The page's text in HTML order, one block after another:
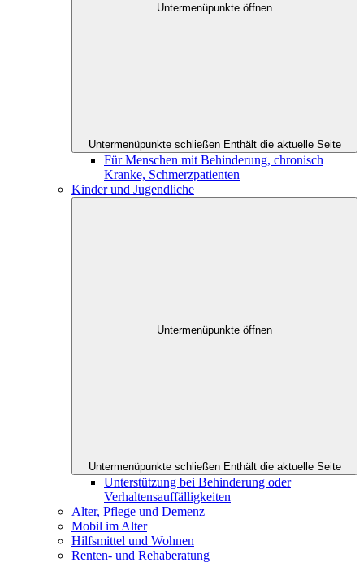
Untermenüpunkte öffnen
Untermenüpunkte schließen Enthält die aktuelle Seite
Für Menschen mit Behinderung, chronisch
Kranke, Schmerzpatienten
Kinder und Jugendliche
Untermenüpunkte öffnen
Untermenüpunkte schließen Enthält die aktuelle Seite
Unterstützung bei Behinderung oder
Verhaltensauffälligkeiten
Alter, Pflege und Demenz
Mobil im Alter
Hilfsmittel und Wohnen
Renten- und Rehaberatung